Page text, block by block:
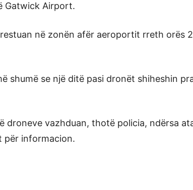
Gatwick Airport.
në zonën afër aeroportit rreth orës
shumë se një ditë pasi dronët shiheshin
droneve vazhduan, thotë policia, ndërsa
për informacion.